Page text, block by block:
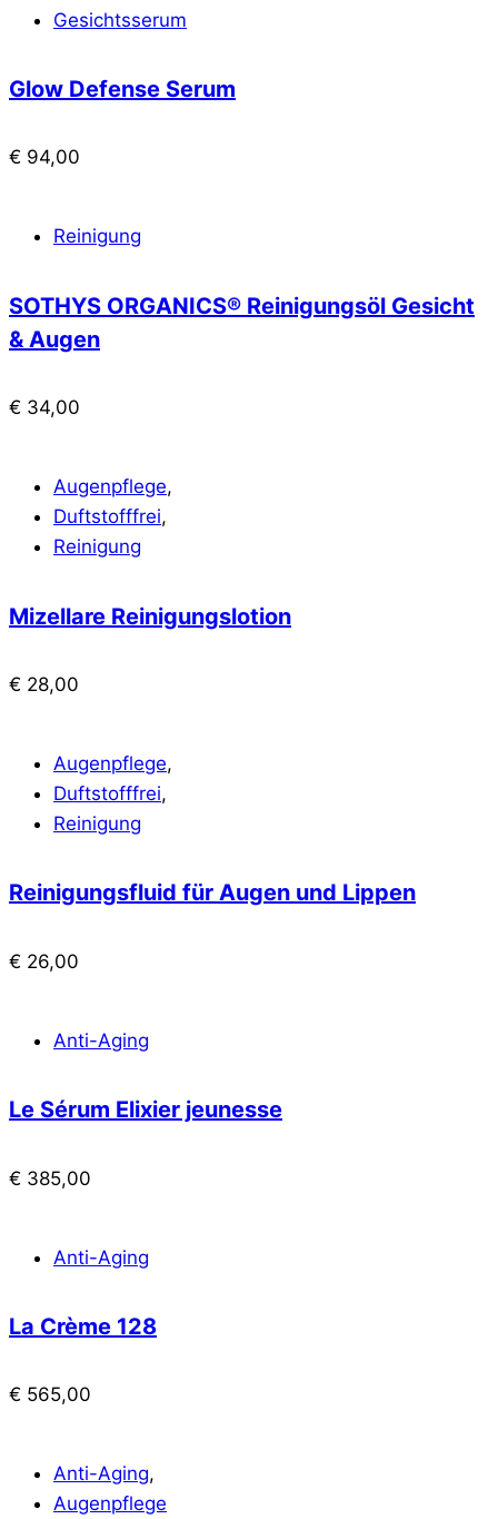
Gesichtsserum
Glow Defense Serum
€ 94,00
Reinigung
SOTHYS ORGANICS® Reinigungsöl Gesicht
& Augen
€ 34,00
Augenpflege,
Duftstofffrei,
Reinigung
Mizellare Reinigungslotion
€ 28,00
Augenpflege,
Duftstofffrei,
Reinigung
Reinigungsfluid für Augen und Lippen
€ 26,00
Anti-Aging
Le Sérum Elixier jeunesse
€ 385,00
Anti-Aging
La Crème 128
€ 565,00
Anti-Aging,
Augenpflege